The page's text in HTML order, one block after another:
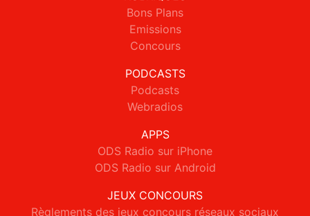
Bons Plans
Emissions
Concours
PODCASTS
Podcasts
Webradios
APPS
ODS Radio sur iPhone
ODS Radio sur Android
JEUX CONCOURS
Règlements des jeux concours réseaux sociaux